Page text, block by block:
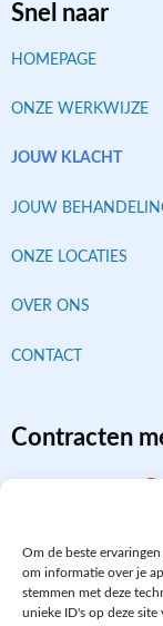
Om de beste
om informatie over je
stemmen met deze
unieke ID's op deze
Snel naar
HOMEPAGE
ONZE WERKWIJZE
JOUW KLACHT
JOUW
ONZE LOCATIES
OVER ONS
CONTACT
Contracten